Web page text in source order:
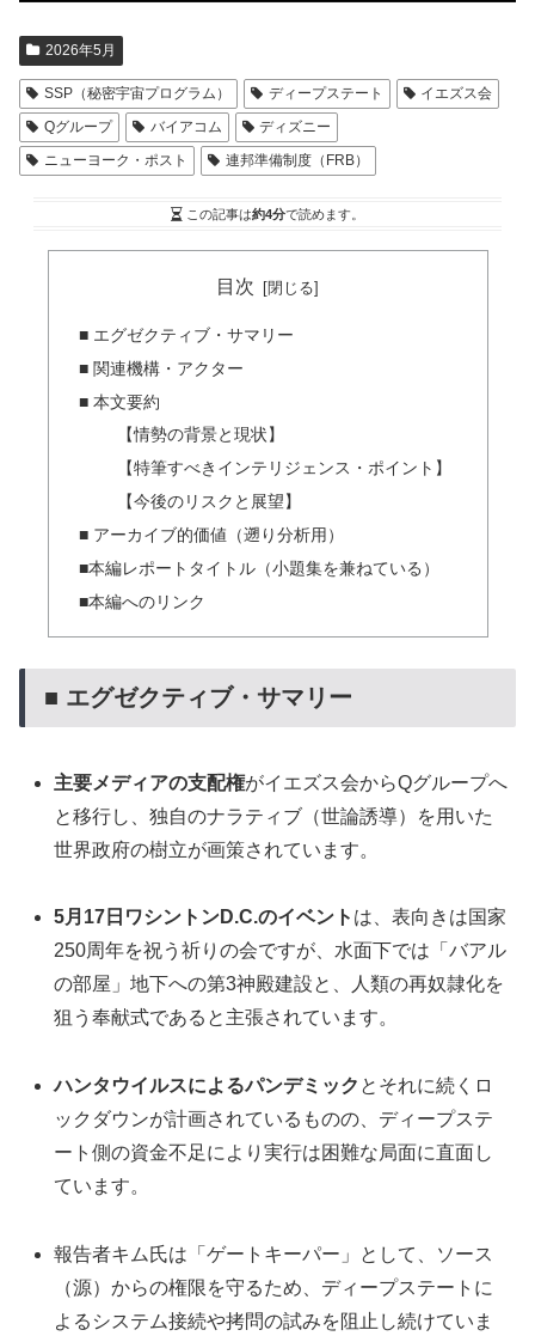
2026年5月
SSP（秘密宇宙プログラム） ディープステート
イエズス会
Qグループ
バイアコム
ディズニー
ニューヨーク・ポスト
連邦準備制度（FRB）
この記事は約4分で読めます。
目次
■ エグゼクティブ・サマリー
■ 関連機構・アクター
■ 本文要約
【情勢の背景と現状】
【特筆すべきインテリジェンス・ポイント】
【今後のリスクと展望】
■ アーカイブ的価値（遡り分析用）
■本編レポートタイトル（小題集を兼ねている）
■本編へのリンク
■ エグゼクティブ・サマリー
主要メディアの支配権がイエズス会からQグループへ
と移行し、独自のナラティブ（世論誘導）を用いた
世界政府の樹立が画策されています。
5月17日ワシントンD.C.のイベント は、表向きは国家
250周年を祝う祈りの会ですが、水面下では「バアル
の部屋」地下への第3神殿建設と、人類の再奴隷化を
狙う奉献式であると主張されています。
ハンタウイルスによるパンデミック とそれに続くロ
ックダウンが計画されているものの、ディープステ
ート側の資金不足により実行は困難な局面に直面し
ています。
報告者キム氏は「ゲートキーパー」として、ソース
（源）からの権限を守るため、ディープステートに
よるシステム接続や拷問の試みを阻止し続けていま